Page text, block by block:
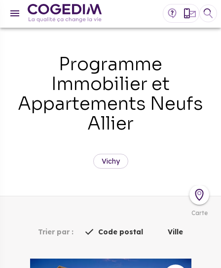
Programme
Immobilier et
Appartements Neufs
Allier
Vichy
Carte
Trier par : Code postal Ville